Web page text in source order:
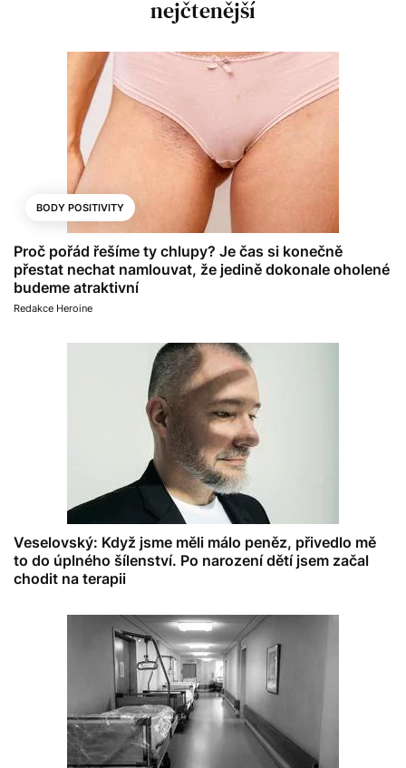
nejčtenější
BODY POSITIVITY
Proč pořád řešíme ty chlupy? Je čas si konečně
přestat nechat namlouvat, že jedině dokonale oholené
budeme atraktivní
Redakce Heroine
Veselovský: Když jsme měli málo peněz, přivedlo mě
to do úplného šílenství. Po narození dětí jsem začal
chodit na terapii